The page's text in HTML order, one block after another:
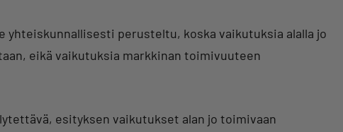
perusteltu, koska vaikutuksia alalla jo
eikä vaikutuksia markkinan toimivuuteen
esityksen vaikutukset alan jo toimivaan